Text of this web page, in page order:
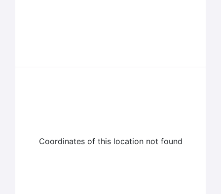
Coordinates of this location not found